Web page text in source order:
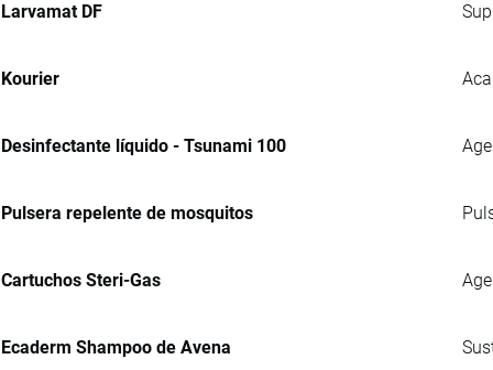
Larvamat DF
Kourier
Desinfectante líquido - Tsunami 100
Pulsera repelente de mosquitos
Cartuchos Steri-Gas
Ecaderm Shampoo de Avena